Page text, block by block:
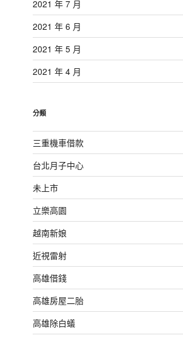
2021 年 7 月
2021 年 6 月
2021 年 5 月
2021 年 4 月
分類
三重機車借款
台北月子中心
未上市
立樂高園
越南新娘
近視雷射
高雄借錢
高雄房屋二胎
高雄除白蟻